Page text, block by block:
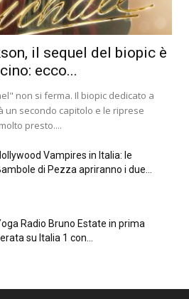
il sequel del biopic è
ecco...
non si ferma. Il biopic dedicato a
un secondo capitolo e le riprese
presto....
Vampires in Italia: le
di Pezza apriranno i due...
Radio Bruno Estate in prima
su Italia 1 con...